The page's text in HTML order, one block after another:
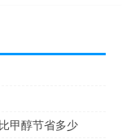
甲醇节省多少